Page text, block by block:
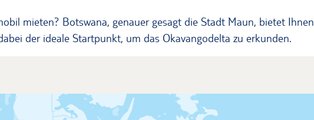
mieten? Botswana, genauer gesagt die Stadt Maun, bietet Ihnen
der ideale Startpunkt, um das Okavangodelta zu erkunden.